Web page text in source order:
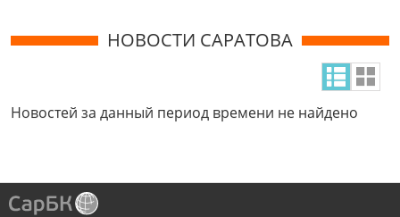
НОВОСТИ САРАТОВА
Новостей за данный период времени не найдено